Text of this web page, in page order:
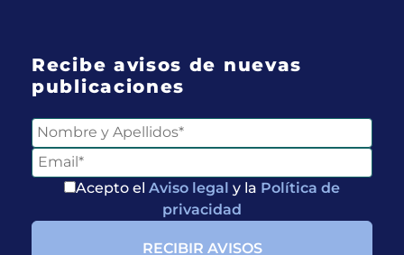
Recibe avisos de nuevas
publicaciones
Acepto el Aviso legal y la Política de
privacidad